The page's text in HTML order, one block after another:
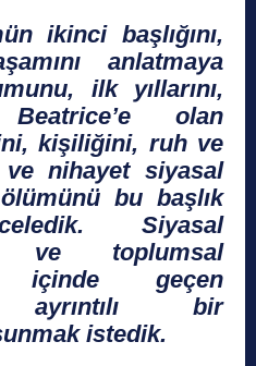
ikinci başlığını,
anlatmaya
ilk yıllarını,
olan
kişiliğini, ruh ve
ve nihayet siyasal
bu başlık
Siyasal
ve toplumsal
içinde geçen
ayrıntılı bir
istedik.